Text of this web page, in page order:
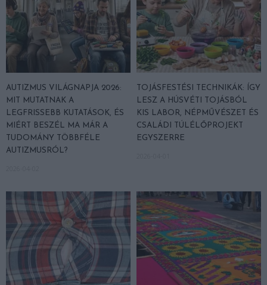
AUTIZMUS VILÁGNAPJA 2026:
MIT MUTATNAK A
LEGFRISSEBB KUTATÁSOK, ÉS
MIÉRT BESZÉL MA MÁR A
TUDOMÁNY TÖBBFÉLE
AUTIZMUSRÓL?
TOJÁSFESTÉSI TECHNIKÁK: ÍGY
LESZ A HÚSVÉTI TOJÁSBÓL
KIS LABOR, NÉPMŰVÉSZET ÉS
CSALÁDI TÚLÉLŐPROJEKT
EGYSZERRE